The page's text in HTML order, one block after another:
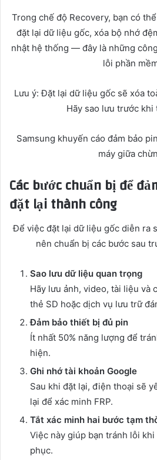
Trong chế độ Recovery, bạn có
đặt lại dữ liệu gốc, xóa bộ nhớ
nhật hệ thống — đây là những
lỗi phần
Lưu ý: Đặt lại dữ liệu gốc sẽ xóa
Hãy sao lưu trước khi
Samsung khuyến cáo đảm bảo
máy giữa
Các bước chuẩn bị để
đặt lại thành công
Để việc đặt lại dữ liệu gốc diễn ra
nên chuẩn bị các bước sau
Sao lưu dữ liệu quan trọng
Hãy lưu ảnh, video, tài liệu và
thẻ SD hoặc dịch vụ lưu trữ
Đảm bảo thiết bị đủ pin
Ít nhất 50% năng lượng để
hiện.
Ghi nhớ tài khoản Google
Sau khi đặt lại, điện thoại sẽ
lại để xác minh FRP.
Tắt xác minh hai bước tạm
Việc này giúp bạn tránh lỗi
phục.